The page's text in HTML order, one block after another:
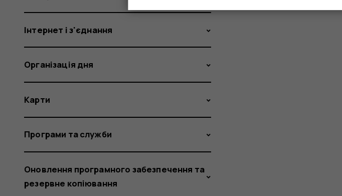
Інтернет і з'єднання
Організація дня
Карти
Програми та служби
Оновлення програмного забезпечення та
резервне копіювання